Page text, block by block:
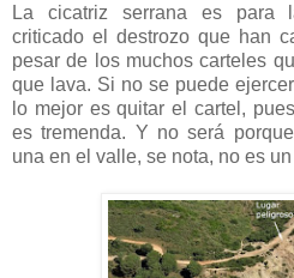
La cicatriz serrana es para
criticado el destrozo que han
pesar de los muchos carteles
que lava. Si no se puede
lo mejor es quitar el cartel,
es tremenda. Y no será
una en el valle, se nota, no es